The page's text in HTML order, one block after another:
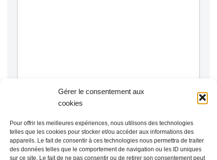
Gérer le consentement aux
cookies
Pour offrir les meilleures expériences, nous utilisons des technologies
telles que les cookies pour stocker et/ou accéder aux informations des
appareils. Le fait de consentir à ces technologies nous permettra de traiter
des données telles que le comportement de navigation ou les ID uniques
sur ce site. Le fait de ne pas consentir ou de retirer son consentement peut
Notify me of follow-up comments by email.